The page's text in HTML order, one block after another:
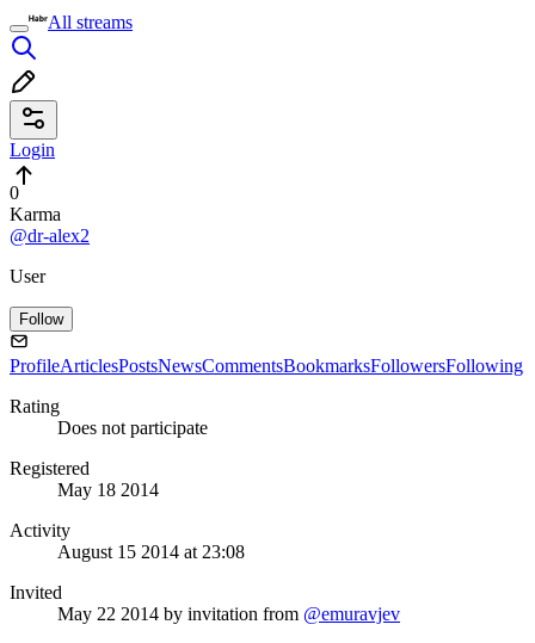
All streams
Login
0
Karma
@dr-alex2
User
Follow
ProfileArticlesPostsNewsCommentsBookmarksFollowersFollowing
Rating
Does not participate
Registered
May 18 2014
Activity
August 15 2014 at 23:08
Invited
May 22 2014 by invitation from @emuravjev